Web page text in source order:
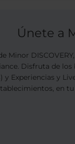
Únete a
Minor
Disfruta de
y Experiencias y
en